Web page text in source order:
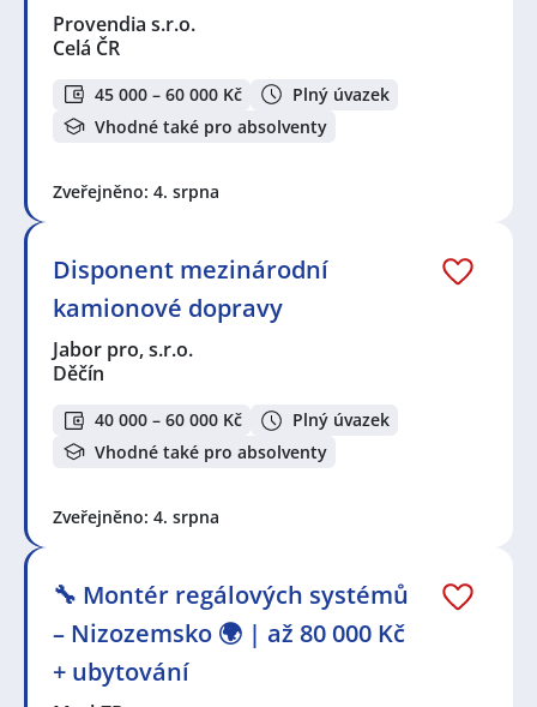
Provendia s.r.o.
Celá ČR
45 000 – 60 000 Kč
Plný úvazek
Vhodné také pro absolventy
Zveřejněno: 4. srpna
Disponent mezinárodní
kamionové dopravy
Jabor pro, s.r.o.
Děčín
40 000 – 60 000 Kč
Plný úvazek
Vhodné také pro absolventy
Zveřejněno: 4. srpna
🔧 Montér regálových systémů
– Nizozemsko 🌍 | až 80 000 Kč
+ ubytování